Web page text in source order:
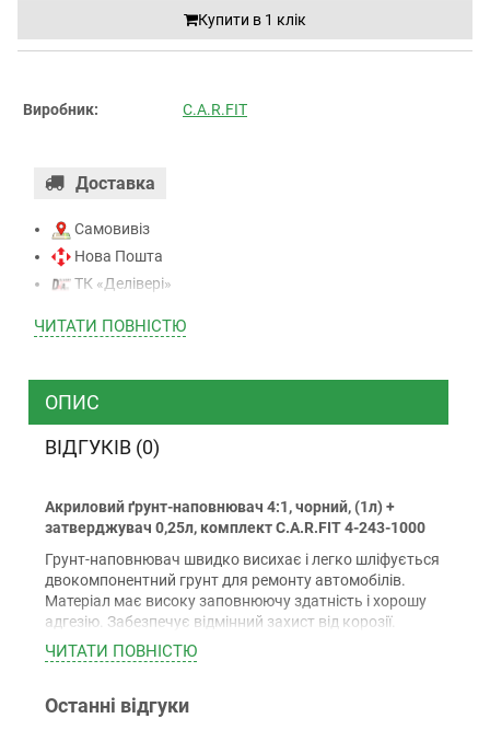
Купити в 1 клiк
Виробник: C.A.R.FIT
Доставка
Самовивіз
Нова Пошта
ТК «Делівері»
ТК “Justin”
ТК ”УкрПошта”
Готівкою (тільки для Києва)
Оплата карткою Visa, Mastercard - LiqPay
Приватбанк
Безготівковий розрахунок (з ПДВ)
Гарантiя
ЧИТАТИ ПОВНIСТЮ
ОПИС
ВІДГУКІВ (0)
Акриловий ґрунт-наповнювач 4:1, чорний, (1л) +
затверджувач 0,25л, комплект C.A.R.FIT 4-243-1000
Грунт-наповнювач швидко висихає і легко шліфується
двокомпонентний грунт для ремонту автомобілів.
Матеріал має високу заповнюючу здатність і хорошу
адгезію. Забезпечує відмінний захист від корозії.
Підходить для ремонту легких та середніх пошкоджень
заґрунтованих металевих частин кузова або деталей,
Особливості:
ЧИТАТИ ПОВНIСТЮ
Останні відгуки